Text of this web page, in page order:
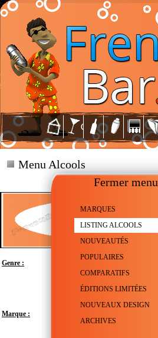
Fermer menu
MARQUES
LISTING ALCOOLS
NOUVEAUTÉS
POPULAIRES
COMPARATIFS
ÉDITIONS LIMITÉES
NOUVEAUX DESIGN
ARCHIVES
Menu Alcools
Genre :
Marque :